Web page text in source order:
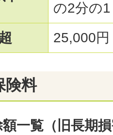
の2分の1
25,000
険料
一覧（旧長期